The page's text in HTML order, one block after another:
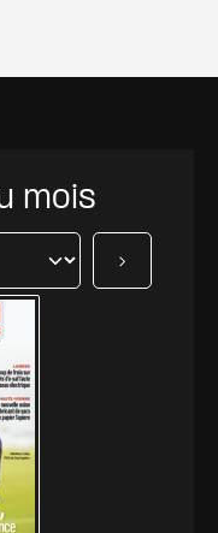
mois
Suivant